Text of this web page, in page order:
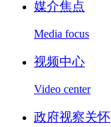
媒介焦点
Media focus
视频中心
Video center
政府视察关怀